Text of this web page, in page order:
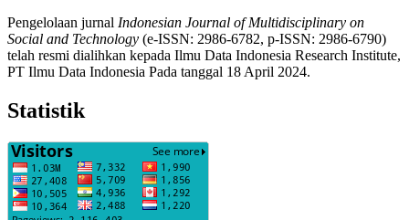
Pengelolaan jurnal Indonesian Journal of Multidisciplinary on
Social and Technology (e-ISSN: 2986-6782, p-ISSN: 2986-6790)
telah resmi dialihkan kepada Ilmu Data Indonesia Research Institute,
PT Ilmu Data Indonesia Pada tanggal 18 April 2024.
Statistik